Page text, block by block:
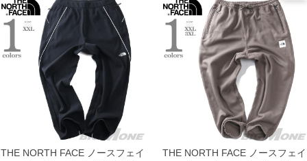
THE NORTH FACE ノースフェイ
THE NORTH FACE ノースフェイ